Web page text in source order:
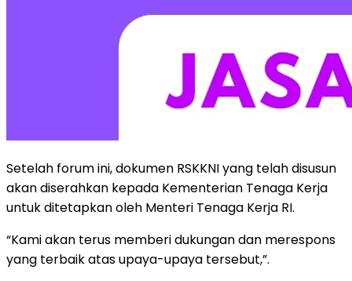
Setelah forum ini, dokumen RSKKNI yang telah disusun
akan diserahkan kepada Kementerian Tenaga Kerja
untuk ditetapkan oleh Menteri Tenaga Kerja RI.
“Kami akan terus memberi dukungan dan merespons
yang terbaik atas upaya-upaya tersebut,”.